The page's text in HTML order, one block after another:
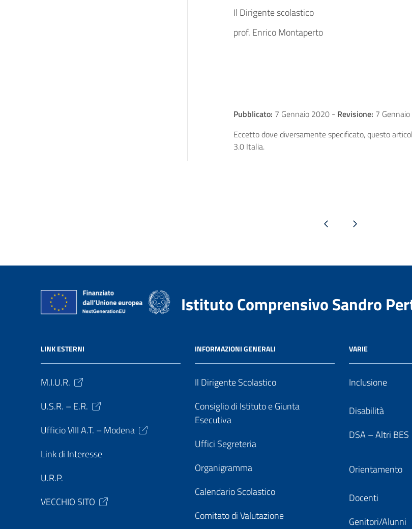
Il Dirigente scolastico
prof. Enrico Montaperto
Pubblicato: 7 Gennaio 2020 - Revisione: 7
Eccetto dove diversamente specificato, questo
3.0 Italia.
Pagina precedentePagina successiva
Istituto Comprensivo Sandro
LINK ESTERNI
M.I.U.R.
U.S.R. – E.R.
Ufficio VIII A.T. – Modena
Link di Interesse
U.R.P.
VECCHIO SITO
INFORMAZIONI GENERALI
Il Dirigente Scolastico
Consiglio di Istituto e Giunta
Esecutiva
Uffici Segreteria
Organigramma
Calendario Scolastico
Comitato di Valutazione
VARIE
Inclusione
Disabilità
DSA – Altri BES
Orientamento
Docenti
Genitori/Alunni